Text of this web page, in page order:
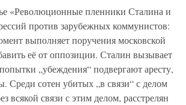
«Революционные пленники Сталина и
против зарубежных коммунистов:
выполняет поручения московской
её от оппозиции. Сталин вызывает
„убеждения“ подвергают аресту,
Среди сотен убитых „в связи“ с делом
связи с этим делом, расстрелян